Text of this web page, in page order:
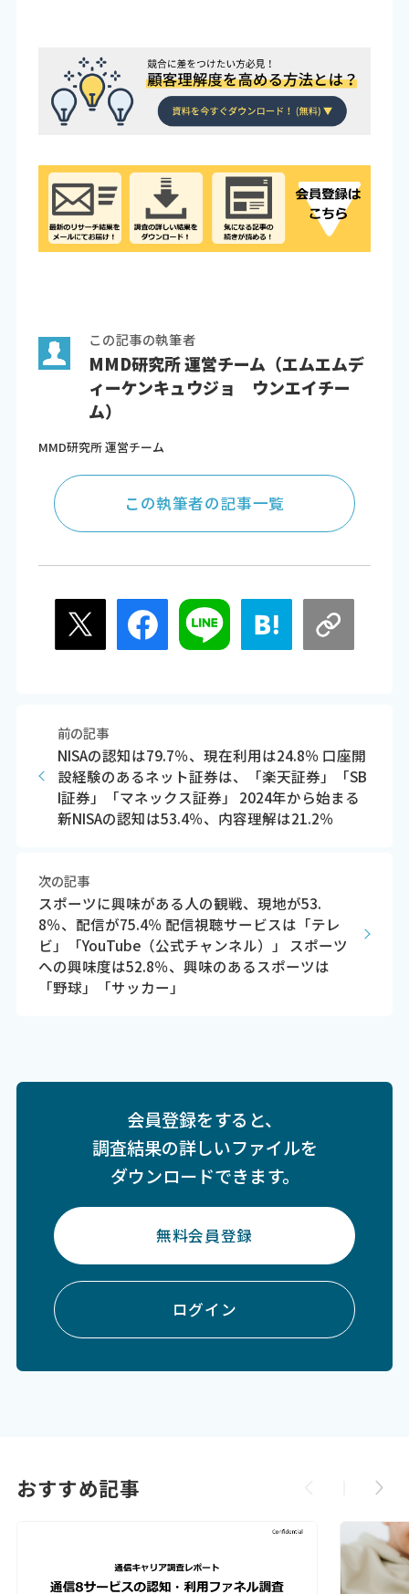
この記事の執筆者
MMD研究所 運営チーム（エムエムデ
ィーケンキュウジョ ウンエイチー
ム）
MMD研究所 運営チーム
この執筆者の記事一覧
前の記事
NISAの認知は79.7％、現在利用は24.8％ 口座開
設経験のあるネット証券は、「楽天証券」「SB
I証券」「マネックス証券」 2024年から始まる
新NISAの認知は53.4％、内容理解は21.2％
次の記事
スポーツに興味がある人の観戦、現地が53.
8％、配信が75.4％ 配信視聴サービスは「テレ
ビ」「YouTube（公式チャンネル）」 スポーツ
への興味度は52.8％、興味のあるスポーツは
「野球」「サッカー」
会員登録をすると、
調査結果の詳しいファイルを
ダウンロードできます。
無料会員登録
ログイン
おすすめ記事